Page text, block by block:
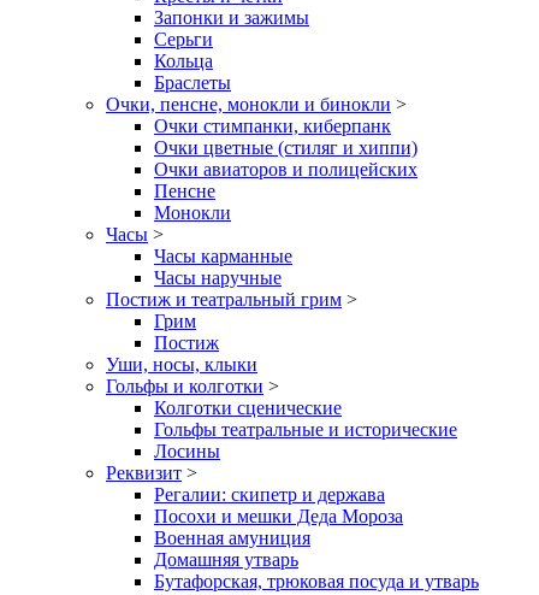
Запонки и зажимы
Серьги
Кольца
Браслеты
Очки, пенсне, монокли и бинокли >
Очки стимпанки, киберпанк
Очки цветные (стиляг и хиппи)
Очки авиаторов и полицейских
Пенсне
Монокли
Часы >
Часы карманные
Часы наручные
Постиж и театральный грим >
Грим
Постиж
Уши, носы, клыки
Гольфы и колготки >
Колготки сценические
Гольфы театральные и исторические
Лосины
Реквизит >
Регалии: скипетр и держава
Посохи и мешки Деда Мороза
Военная амуниция
Домашняя утварь
Бутафорская, трюковая посуда и утварь